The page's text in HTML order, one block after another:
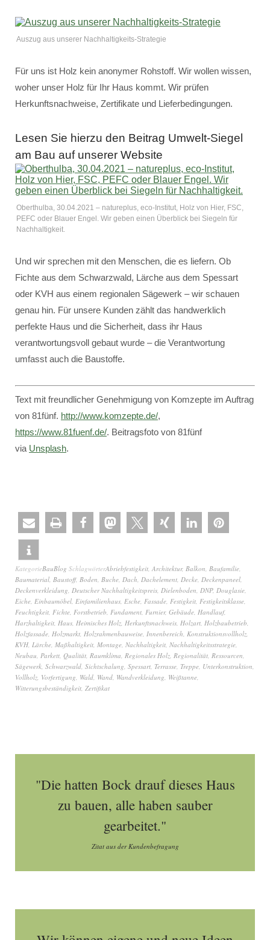
Auszug aus unserer Nachhaltigkeits-Strategie
Für uns ist Holz kein anonymer Rohstoff. Wir wollen wissen,
woher unser Holz für Ihr Haus kommt. Wir prüfen
Herkunftsnachweise, Zertifikate und Lieferbedingungen.
Lesen Sie hierzu den Beitrag Umwelt-Siegel
am Bau auf unserer Website
Oberthulba, 30.04.2021 – natureplus, eco-Institut, Holz von Hier, FSC,
PEFC oder Blauer Engel. Wir geben einen Überblick bei Siegeln für
Nachhaltigkeit.
Und wir sprechen mit den Menschen, die es liefern. Ob
Fichte aus dem Schwarzwald, Lärche aus dem Spessart
oder KVH aus einem regionalen Sägewerk – wir schauen
genau hin. Für unsere Kunden zählt das handwerklich
perfekte Haus und die Sicherheit, dass ihr Haus
verantwortungsvoll gebaut wurde – die Verantwortung
umfasst auch die Baustoffe.
Text mit freundlicher Genehmigung von Komzepte im Auftrag
von 81fünf. http://www.komzepte.de/,
https://www.81fuenf.de/. Beitragsfoto von 81fünf
via Unsplash.
KategorieBauBlog SchlagwörterAbriebfestigkeit, Architektur, Balkon, Baufamilie,
Baumaterial, Baustoff, Boden, Buche, Dach, Dachelement, Decke, Deckenpaneel,
Deckenverkleidung, Deutscher Nachhaltigkeitspreis, Dielenboden, DNP, Douglasie,
Eiche, Einbaumöbel, Einfamilienhaus, Esche, Fassade, Festigkeit, Festigkeitsklasse,
Feuchtigkeit, Fichte, Forstbetrieb, Fundament, Furnier, Gebäude, Handlauf,
Harzhaltigkeit, Haus, Heimisches Holz, Herkunftsnachweis, Holzart, Holzbaubetrieb,
Holzfassade, Holzmarkt, Holzrahmenbauweise, Innenbereich, Konstruktionsvollholz,
KVH, Lärche, Maßhaltigkeit, Montage, Nachhaltigkeit, Nachhaltigkeitsstrategie,
Neubau, Parkett, Qualität, Raumklima, Regionales Holz, Regionalität, Ressourcen,
Sägewerk, Schwarzwald, Sichtschalung, Spessart, Terrasse, Treppe, Unterkonstruktion,
Vollholz, Vorfertigung, Wald, Wand, Wandverkleidung, Weißtanne,
Witterungsbeständigkeit, Zertifikat
"Die hatten Bock drauf dieses Haus
zu bauen, alle haben sauber
gearbeitet."
Zitat aus der Kundenbefragung